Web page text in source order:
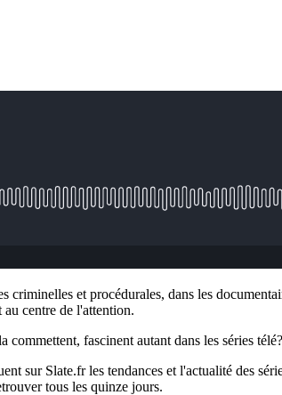
criminelles et procédurales, dans les
centre de l'attention.
fascinent autant dans les séries
sur Slate.fr les tendances et l'actualité des
tous les quinze jours.